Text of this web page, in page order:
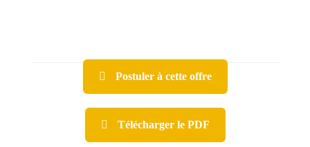
Postuler à cette offre
Télécharger le PDF